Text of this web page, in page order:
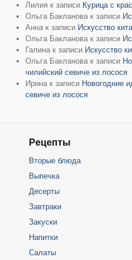
Лилия к записи Курица с
Ольга Бакланова к записи
Анна к записи Искусство
Ольга Бакланова к записи
Галина к записи Искусство
Ольга Бакланова к записи
чилийский севиче из лосося
Ирина к записи Новогодние
севиче из лосося
Рецепты
Вторые блюда
Выпечка
Десерты
Завтраки
Закуски
Напитки
Салаты